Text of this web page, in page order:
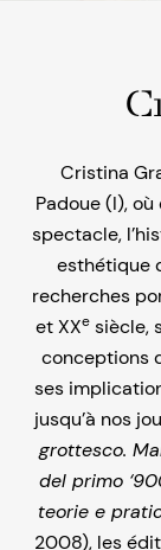
Cristina
Padoue (I),
spectacle,
esthétique
recherches
et XXe siècle,
conceptions
ses
jusqu’à nos
grottesco.
del primo
teorie e
2008), les